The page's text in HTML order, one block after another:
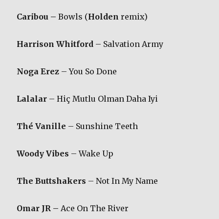
Caribou –Bowls (Holden remix)
Harrison Whitford – Salvation Army
Noga Erez – You So Done
Lalalar – Hiç Mutlu Olman Daha Iyi
Thé Vanille – Sunshine Teeth
Woody Vibes – Wake Up
The Buttshakers – Not In My Name
Omar JR –Ace On The River